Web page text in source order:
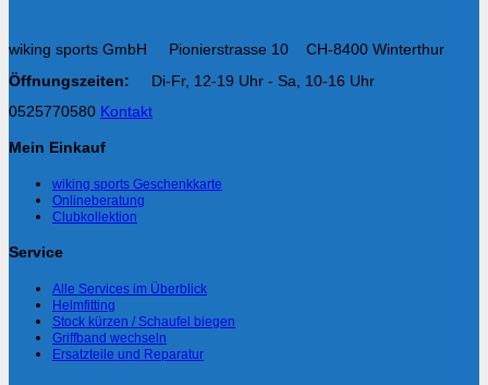
wiking sports GmbH Pionierstrasse 10 CH-8400 Winterthur
Öffnungszeiten: Di-Fr, 12-19 Uhr - Sa, 10-16 Uhr
0525770580 Kontakt
Mein Einkauf
wiking sports Geschenkkarte
Onlineberatung
Clubkollektion
Service
Alle Services im Überblick
Helmfitting
Stock kürzen / Schaufel biegen
Griffband wechseln
Ersatzteile und Reparatur